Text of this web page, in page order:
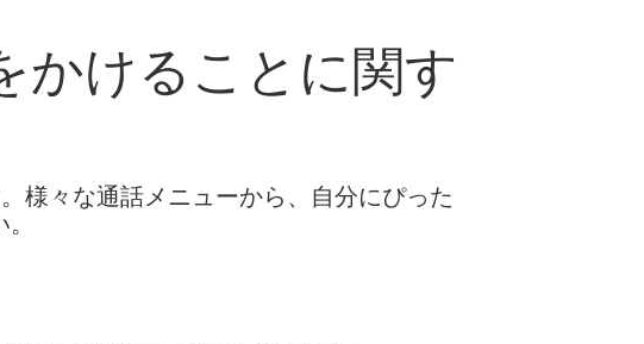
かけることに関す
様々な通話メニューから、自分にぴった